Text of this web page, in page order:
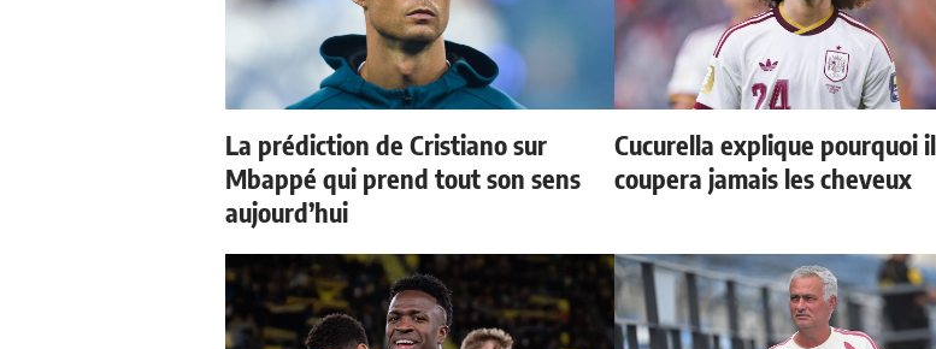
La prédiction de Cristiano sur
Mbappé qui prend tout son sens
aujourd’hui
Cucurella explique pourquoi
coupera jamais les cheveux